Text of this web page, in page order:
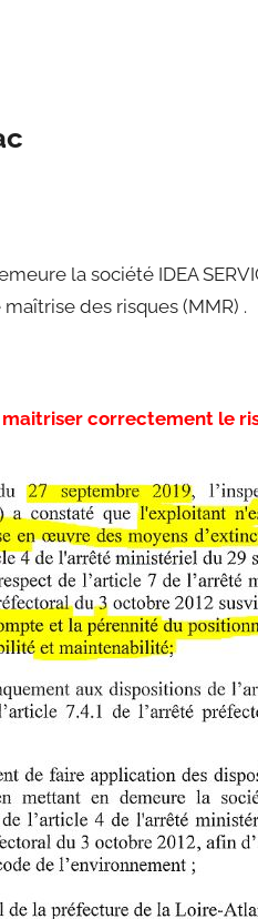
la société IDEA
des risques (MMR) .
maitriser correctement le